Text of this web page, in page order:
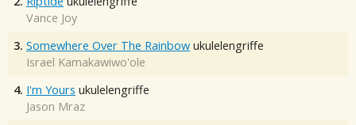
Vance Joy
3. Somewhere Over The Rainbow ukulelengriffe
Israel Kamakawiwo'ole
4. I'm Yours ukulelengriffe
Jason Mraz